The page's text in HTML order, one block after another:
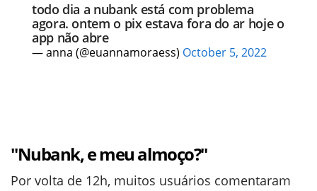
todo dia a nubank está com problema
agora. ontem o pix estava fora do ar hoje o
app não abre
— anna (@euannamoraess) October 5, 2022
"Nubank, e meu almoço?"
Por volta de 12h, muitos usuários comentaram